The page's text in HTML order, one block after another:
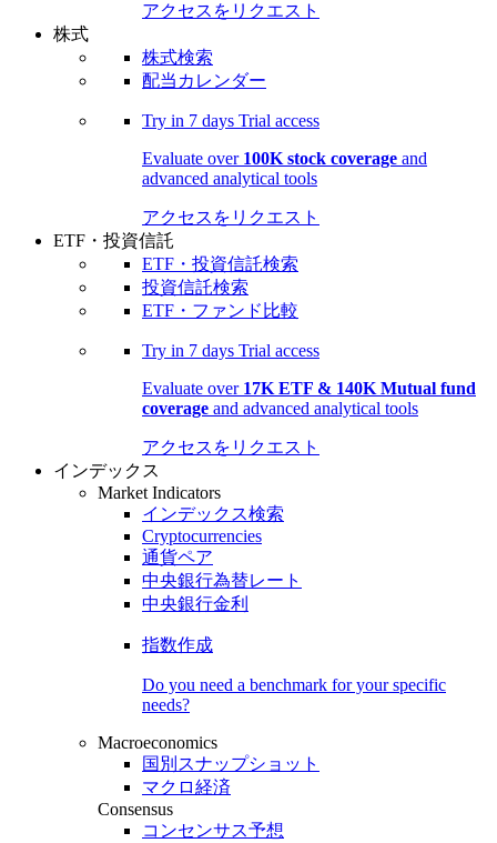
アクセスをリクエスト
株式
株式検索
配当カレンダー
Try in 7 days Trial access
Evaluate over 100K stock coverage and
advanced analytical tools
アクセスをリクエスト
ETF・投資信託
ETF・投資信託検索
投資信託検索
ETF・ファンド比較
Try in 7 days Trial access
Evaluate over 17K ETF & 140K Mutual fund
coverage and advanced analytical tools
アクセスをリクエスト
インデックス
Market Indicators
インデックス検索
Cryptocurrencies
通貨ペア
中央銀行為替レート
中央銀行金利
指数作成
Do you need a benchmark for your specific
needs?
Macroeconomics
国別スナップショット
マクロ経済
Consensus
コンセンサス予想